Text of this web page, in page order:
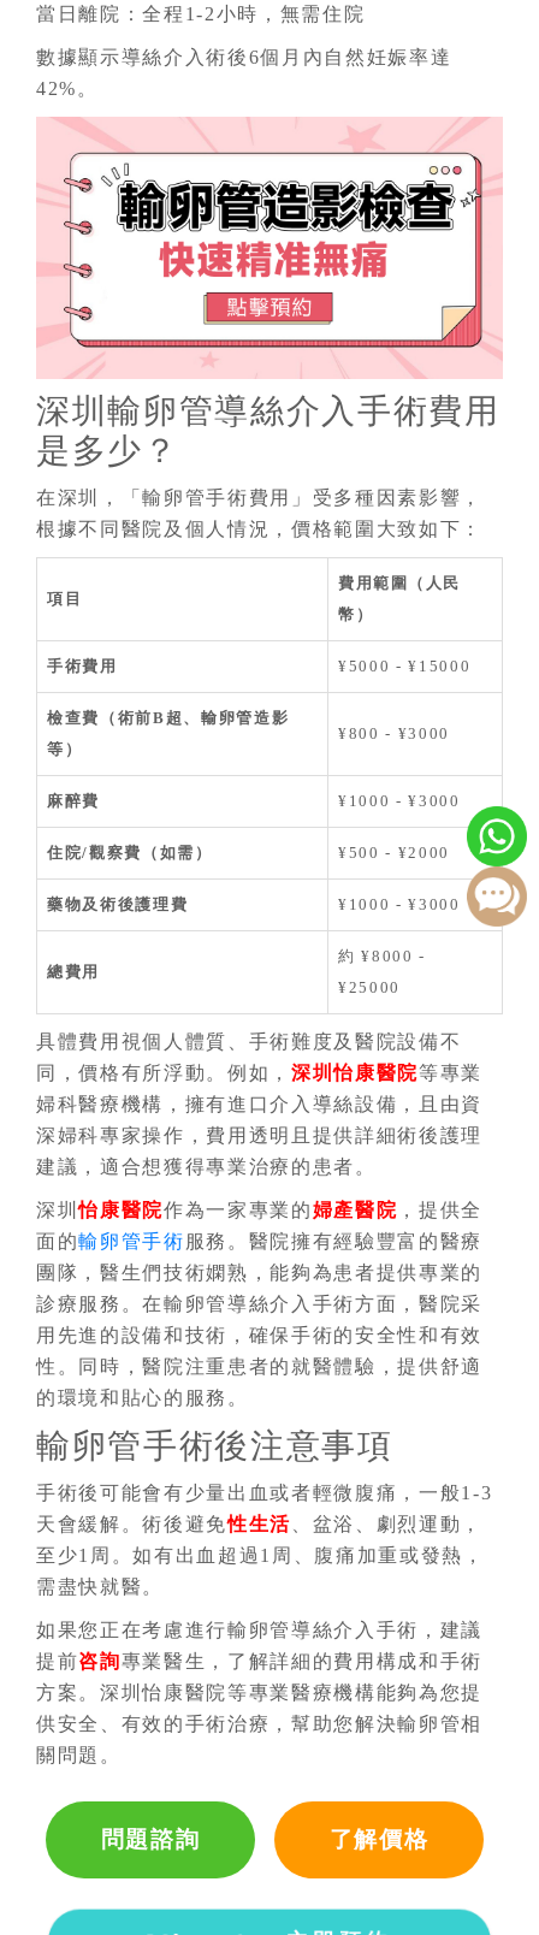
當日離院：全程1-2小時，無需住院
數據顯示導絲介入術後6個月內自然妊娠率達
42%。
深圳輸卵管導絲介入手術費用
是多少？
在深圳，「輸卵管手術費用」受多種因素影響，
根據不同醫院及個人情況，價格範圍大致如下：
項目
費用範圍（人民
幣）
手術費用 ¥5000 - ¥15000
檢查費（術前B超、輸卵管造影
等）
¥800 - ¥3000
麻醉費 ¥1000 - ¥3000
住院/觀察費（如需） ¥500 - ¥2000
藥物及術後護理費 ¥1000 - ¥3000
總費用
約 ¥8000 -
¥25000
具體費用視個人體質、手術難度及醫院設備不
同，價格有所浮動。例如，深圳怡康醫院等專業
婦科醫療機構，擁有進口介入導絲設備，且由資
深婦科專家操作，費用透明且提供詳細術後護理
建議，適合想獲得專業治療的患者。
深圳怡康醫院作為一家專業的婦產醫院 ，提供全
面的輸卵管手術 服務。醫院擁有經驗豐富的醫療
團隊，醫生們技術嫻熟，能夠為患者提供專業的
診療服務。在輸卵管導絲介入手術方面，醫院采
用先進的設備和技術，確保手術的安全性和有效
性。同時，醫院注重患者的就醫體驗，提供舒適
的環境和貼心的服務。
輸卵管手術後注意事項
手術後可能會有少量出血或者輕微腹痛，一般1-3
天會緩解。術後避免性生活 、盆浴、劇烈運動，
至少1周。如有出血超過1周、腹痛加重或發熱，
需盡快就醫。
如果您正在考慮進行輸卵管導絲介入手術，建議
提前咨詢專業醫生，了解詳細的費用構成和手術
方案。深圳怡康醫院等專業醫療機構能夠為您提
供安全、有效的手術治療，幫助您解決輸卵管相
關問題。
問題諮詢 了解價格